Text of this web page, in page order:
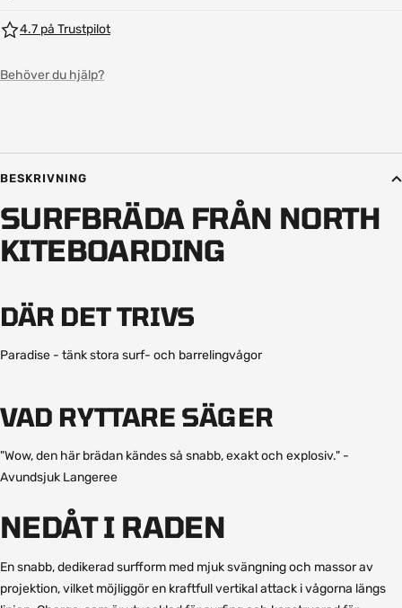
4.7 på Trustpilot
Behöver du hjälp?
BESKRIVNING
SURFBRÄDA FRÅN NORTH
KITEBOARDING
DÄR DET TRIVS
Paradise - tänk stora surf- och barrelingvågor
VAD RYTTARE SÄGER
"Wow, den här brädan kändes så snabb, exakt och explosiv." -
Avundsjuk Langeree
NEDÅT I RADEN
En snabb, dedikerad surfform med mjuk svängning och massor av
projektion, vilket möjliggör en kraftfull vertikal attack i vågorna längs